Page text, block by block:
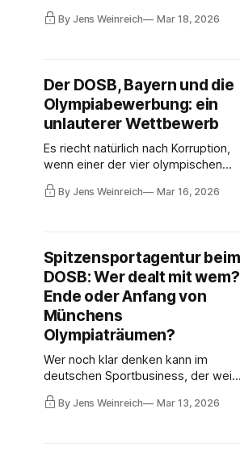
DOSB, der verlogen eine falsch
verstandene "Verbandsautonomie"
auch der Deutsche Alpenverein
gehandelt – und drei Whistleblower
suspendiert.
By Jens Weinreich Mar 18, 2026
Der DOSB, Bayern und die
Olympiabewerbung: ein
unlauterer Wettbewerb
Es riecht natürlich nach Korruption,
wenn einer der vier olympischen
Bittsteller (Bayern/München) mitten
in einem (regellosen) nationalen
einschneidende Gesetzesänderung
ein gewaltiger Vorteil verschafft
wird.
By Jens Weinreich Mar 16, 2026
Spitzensportagentur beim
DOSB: Wer dealt mit wem?
Ende oder Anfang von
Münchens
Olympiaträumen?
Wer noch klar denken kann im
deutschen Sportbusiness, der weiß,
dass die Angliederung der
Sportagentur beim DOSB der
By Jens Weinreich Mar 13, 2026